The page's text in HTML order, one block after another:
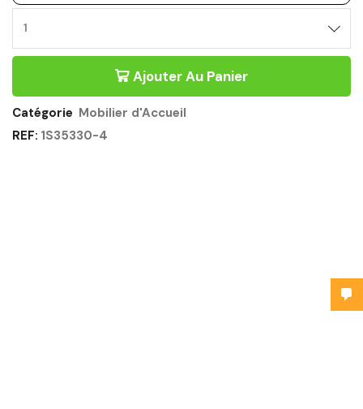
Ajouter Au Panier
Catégorie Mobilier d'Accueil
REF: 1S35330-4